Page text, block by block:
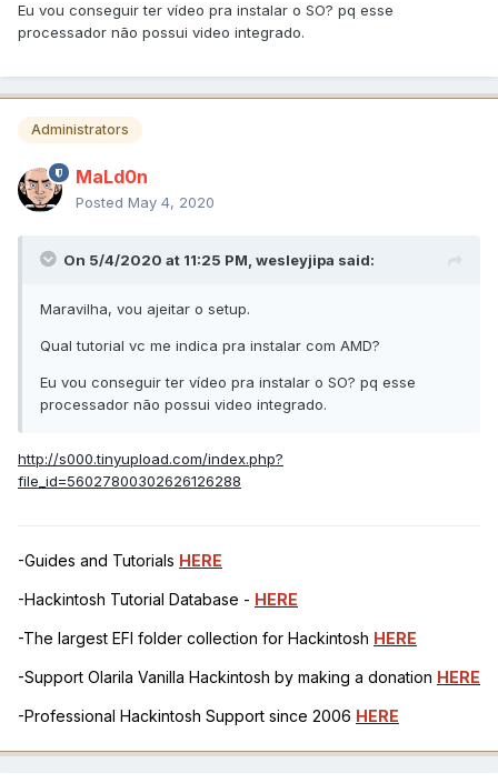
Eu vou conseguir ter vídeo pra instalar o SO? pq esse
processador não possui video integrado.
Administrators
MaLd0n
Posted May 4, 2020
On 5/4/2020 at 11:25 PM, wesleyjipa said:
Maravilha, vou ajeitar o setup.
Qual tutorial vc me indica pra instalar com AMD?
Eu vou conseguir ter vídeo pra instalar o SO? pq esse
processador não possui video integrado.
http://s000.tinyupload.com/index.php?
file_id=56027800302626126288
-Guides and Tutorials HERE
-Hackintosh Tutorial Database - HERE
-The largest EFI folder collection for Hackintosh HERE
-Support Olarila Vanilla Hackintosh by making a donation HERE
-Professional Hackintosh Support since 2006 HERE